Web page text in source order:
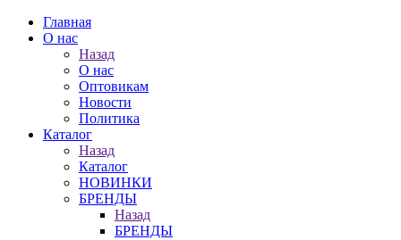
Главная
О нас
Назад
О нас
Оптовикам
Новости
Политика
Каталог
Назад
Каталог
НОВИНКИ
БРЕНДЫ
Назад
БРЕНДЫ